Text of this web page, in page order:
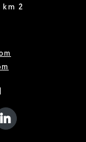
2
F
FA LINKEDIN